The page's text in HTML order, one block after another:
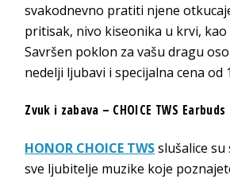
svakodnevno pratiti njene
pritisak, nivo kiseonika u krvi, kao
Savršen poklon za vašu dragu
nedelji ljubavi i specijalna cena od
Zvuk i zabava – CHOICE TWS Earbuds
HONOR CHOICE TWSslušalice
sve ljubitelje muzike koje